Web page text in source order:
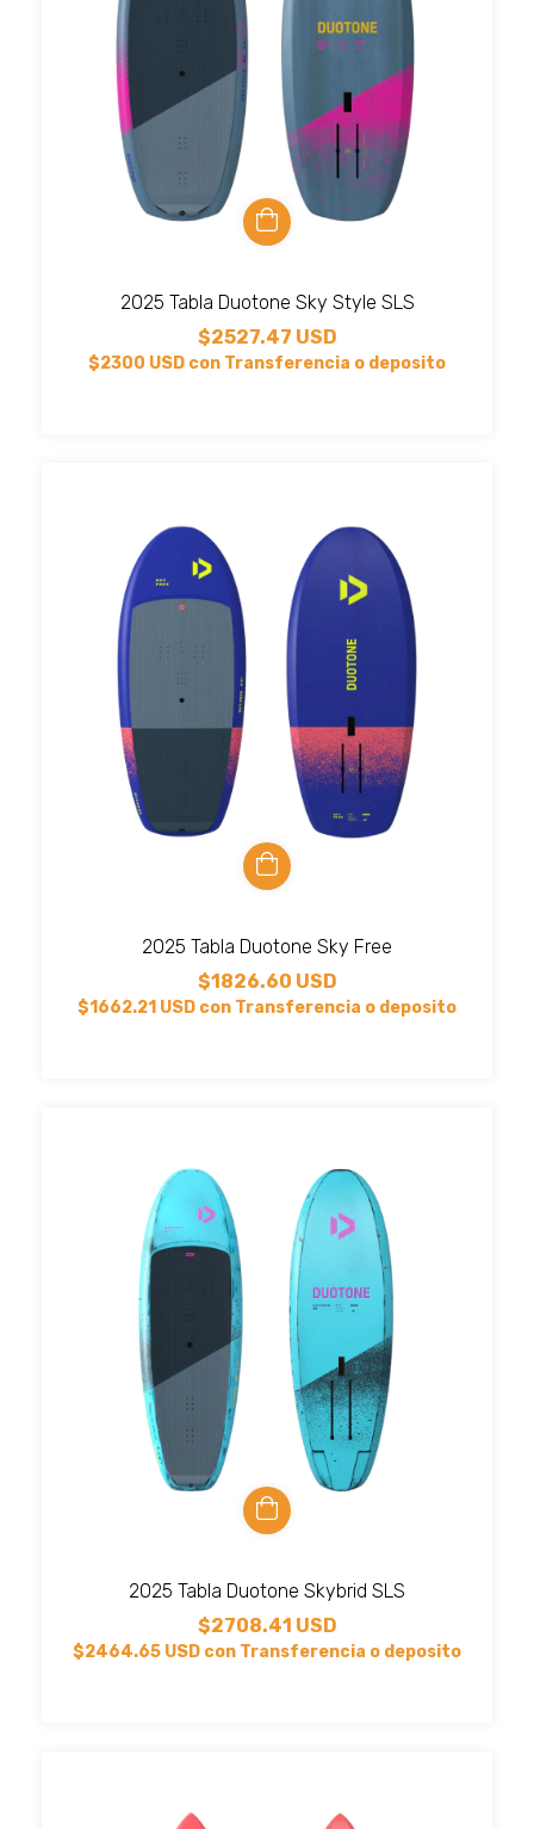
2025 Tabla Duotone Sky Style SLS
$2527.47 USD
$2300 USD con Transferencia o deposito
2025 Tabla Duotone Sky Free
$1826.60 USD
$1662.21 USD con Transferencia o deposito
2025 Tabla Duotone Skybrid SLS
$2708.41 USD
$2464.65 USD con Transferencia o deposito